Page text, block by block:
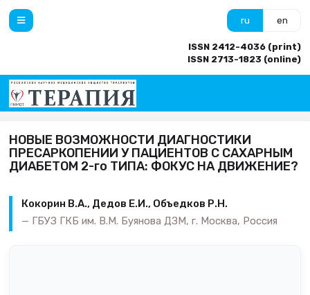
ru en
ISSN 2412-4036 (print)
ISSN 2713-1823 (online)
НОВЫЕ ВОЗМОЖНОСТИ ДИАГНОСТИКИ
ПРЕСАРКОПЕНИИ У ПАЦИЕНТОВ С САХАРНЫМ
ДИАБЕТОМ 2-го ТИПА: ФОКУС НА ДВИЖЕНИЕ?
Кокорин В.А., Дедов Е.И., Объедков Р.Н.
ГБУЗ ГКБ им. В.М. Буянова ДЗМ, г. Москва, Россия